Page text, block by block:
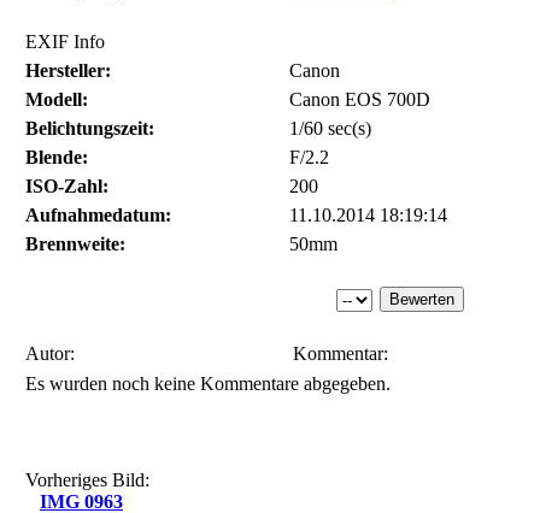
EXIF Info
Hersteller:
Canon
Modell:
Canon EOS 700D
Belichtungszeit:
1/60 sec(s)
Blende:
F/2.2
ISO-Zahl:
200
Aufnahmedatum:
11.10.2014 18:19:14
Brennweite:
50mm
Autor:
Kommentar:
Es wurden noch keine Kommentare abgegeben.
Vorheriges Bild:
IMG 0963